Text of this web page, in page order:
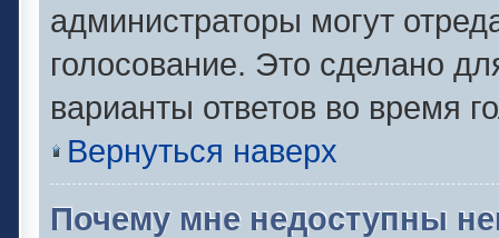
администраторы могут
голосование. Это сделано
варианты ответов во время
Вернуться наверх
Почему мне недоступны